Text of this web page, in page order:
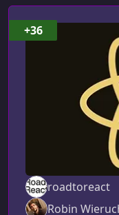
roadtoreact
Robin
+36